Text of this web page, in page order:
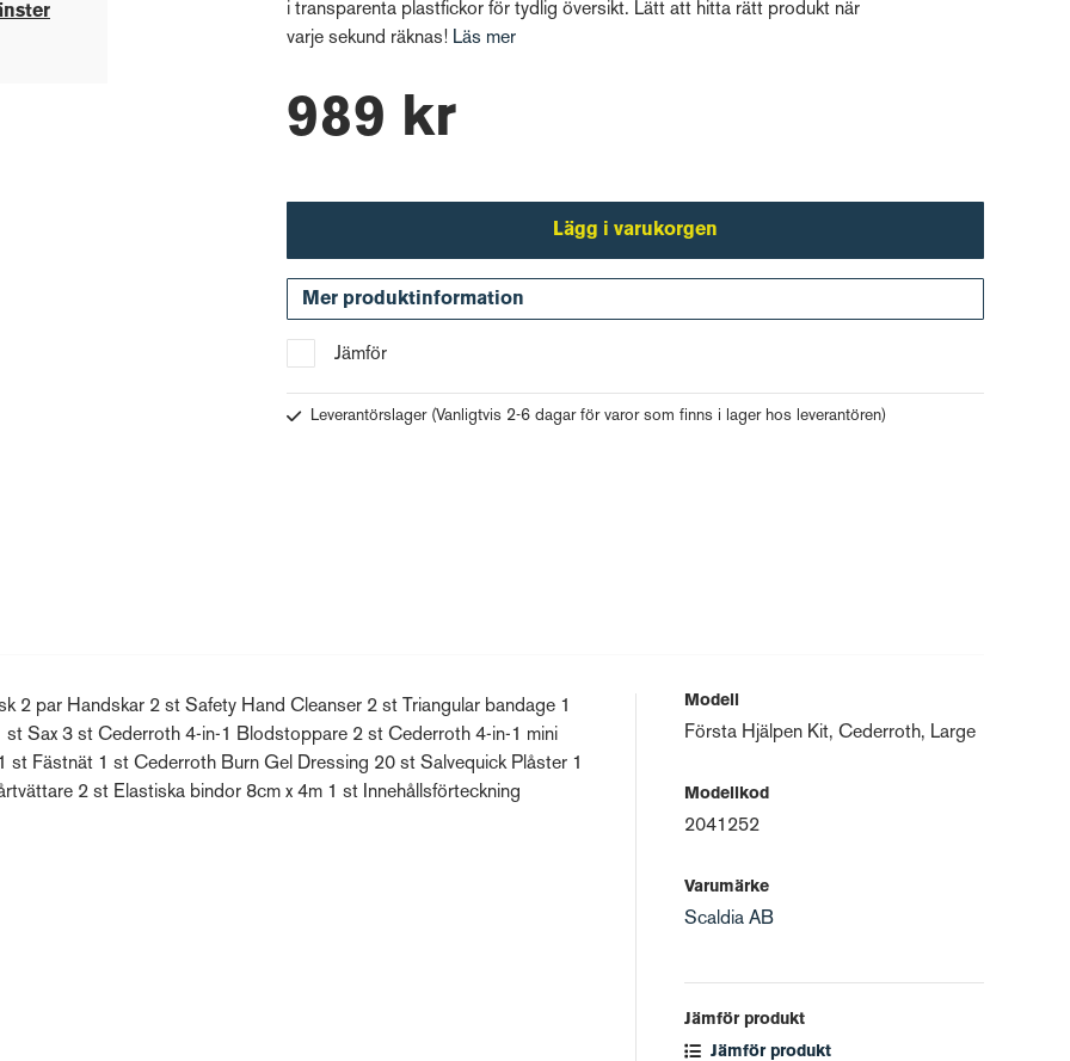
i transparenta plastfickor för tydlig översikt. Lätt att hitta rätt produkt när
varje sekund räknas! Läs mer
989 kr
Lägg i varukorgen
Mer produktinformation
Jämför
Leverantörslager (Vanligtvis 2-6 dagar för varor som finns i lager hos leverantören)
2 par Handskar 2 st Safety Hand Cleanser 2 st Triangular bandage 1
st Sax 3 st Cederroth 4-in-1 Blodstoppare 2 st Cederroth 4-in-1 mini
Fästnät 1 st Cederroth Burn Gel Dressing 20 st Salvequick Plåster 1
2 st Elastiska bindor 8cm x 4m 1 st Innehållsförteckning
Modell
Första Hjälpen Kit, Cederroth, Large
Modellkod
2041252
Varumärke
Scaldia AB
Jämför produkt
Jämför produkt